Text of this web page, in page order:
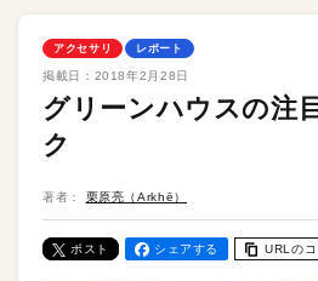
アクセサリ レポート
掲載日： 2018年2月28日
グリーンハウスの注
ク
著者： 栗原亮（Arkhē）
ポスト シェアする URLのコ